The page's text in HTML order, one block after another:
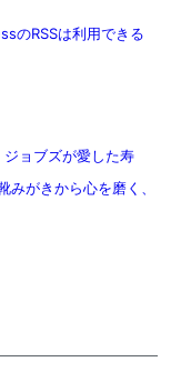
のRSSは利用できる
ジョブズが愛した寿
みがきから心を磨く、